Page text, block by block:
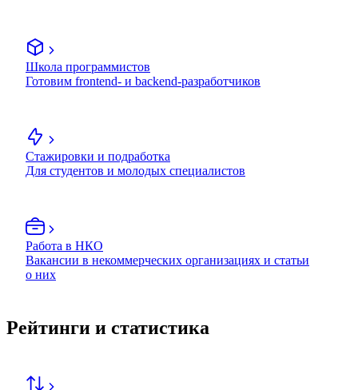
Школа программистов
Готовим frontend- и backend-разработчиков
Стажировки и подработка
Для студентов и молодых специалистов
Работа в НКО
Вакансии в некоммерческих организациях и статьи
о них
Рейтинги и статистика